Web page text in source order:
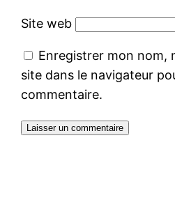
Site web
Enregistrer mon nom,
site dans le navigateur
commentaire.